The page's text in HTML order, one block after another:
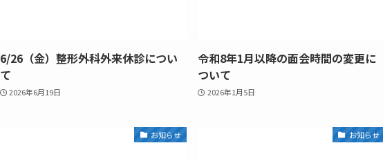
6/26（金）整形外科外来休診につい
て
2026年6月19日
令和8年1月以降の面会時間の変更に
ついて
2026年1月5日
お知らせ お知らせ